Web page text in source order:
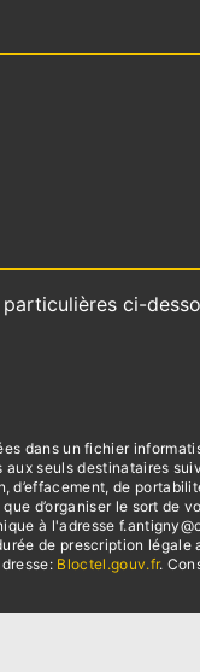
ci-
dans un fichier
seuls destinataires
de
d’organiser le sort de
à l'adresse
de prescription
Bloctel.gouv.fr.